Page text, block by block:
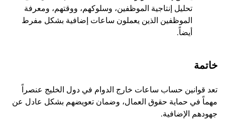
تحليل إنتاجية الموظفين، وسلوكهم، ووقتهم، ومعرفة
الموظفين الذين يعملون ساعات إضافية بشكل مفرط
أيضاً.
خاتمة
تعد قوانين حساب ساعات خارج الدوام في دول الخليج عنصراً
مهماً في حماية حقوق العمال، وضمان تعويضهم بشكل عادل عن
جهودهم الإضافية.